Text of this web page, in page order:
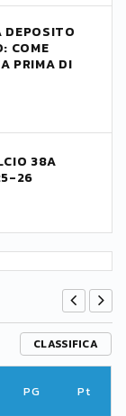
DEPOSITO
COME
PRIMA DI
38A
26
CLASSIFICA
PG Pt